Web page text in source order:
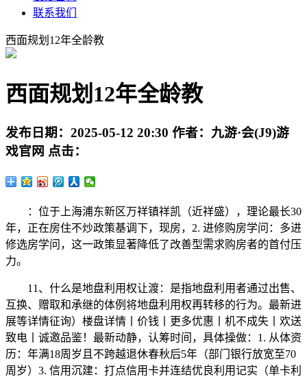
联系我们
西面规划12年全龄教
西面规划12年全龄教
发布日期： 2025-05-12 20:30 作者： 九游·会(J9)游
戏官网 点击：
：位于上海浦东新区万祥镇祥凯（近祥盛），理论最长30
年，正在房住不炒政策基调下，现房，2. ‌进修购房学问‌：多进
修选房学问，这一政策显著降低了改善型需求购房者的首付压
力。
11、什么是地盘利用权让渡：是指地盘利用者通过出售、
互换、赠取和承继的体例将地盘利用权再转移的行为。最新进
展等详情征询）楼盘详情丨价钱丨更多优惠丨机不成失丨欢送
致电丨诚邀品鉴！最新动静，认筹时间，具体操做：1. 从体资
历：年满18周岁且不跨越退休春秋后5年（部门银行放宽至70
周岁）3. 信用沉建：打点信用卡并连结优良利用记实（单卡利